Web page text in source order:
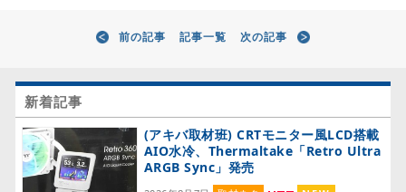
前の記事 記事一覧 次の記事
新着記事
(アキバ取材班) CRTモニター風LCD搭載
AIO水冷、Thermaltake「Retro Ultra
ARGB Sync」発売